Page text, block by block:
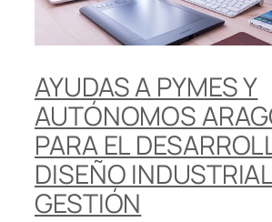
AYUDAS A PYMES Y
AUTÓNOMOS
PARA EL
DISEÑO
GESTIÓN